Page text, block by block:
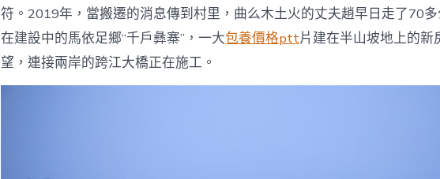
符。2019年，當搬遷的消息傳到村里，曲么木土火的丈夫趙早日走了70
在建設中的馬依足鄉“千戶彝寨”，一大包養價格ptt片建在半山坡地上的新
望，連接兩岸的跨江大橋正在施工。